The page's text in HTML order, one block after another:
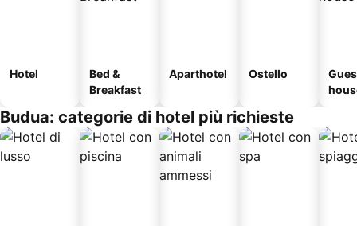
Hotel
Bed &
Breakfast
Aparthotel Ostello
Budua: categorie di hotel più richieste